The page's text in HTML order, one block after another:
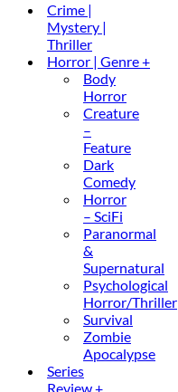
Crime |
Mystery |
Thriller
Horror | Genre +
Body
Horror
Creature
–
Feature
Dark
Comedy
Horror
– SciFi
Paranormal
&
Supernatural
Psychological
Horror/Thriller
Survival
Zombie
Apocalypse
Series
Review +